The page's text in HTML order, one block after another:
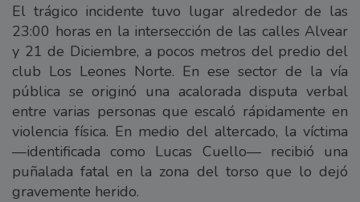
El trágico incidente tuvo lugar alrededor de las
23:00 horas en la intersección de las calles Alvear
y 21 de Diciembre, a pocos metros del predio del
club Los Leones Norte. En ese sector de la vía
pública se originó una acalorada disputa verbal
entre varias personas que escaló rápidamente en
violencia física. En medio del altercado, la víctima
—identificada como Lucas Cuello— recibió una
puñalada fatal en la zona del torso que lo dejó
gravemente herido.